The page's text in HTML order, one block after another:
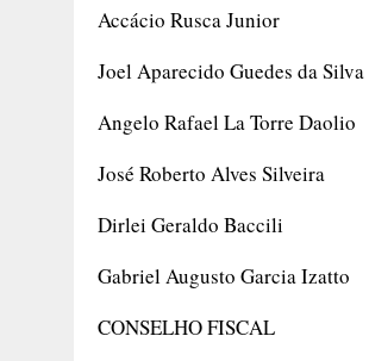
Accácio Rusca Junior
Joel Aparecido Guedes da Silva
Angelo Rafael La Torre Daolio
José Roberto Alves Silveira
Dirlei Geraldo Baccili
Gabriel Augusto Garcia Izatto
CONSELHO FISCAL